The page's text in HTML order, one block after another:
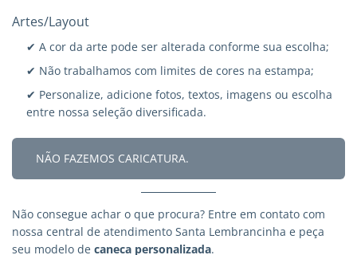
Artes/Layout
✔ A cor da arte pode ser alterada conforme sua escolha;
✔ Não trabalhamos com limites de cores na estampa;
✔ Personalize, adicione fotos, textos, imagens ou escolha
entre nossa seleção diversificada.
NÃO FAZEMOS CARICATURA.
Não consegue achar o que procura? Entre em contato com
nossa central de atendimento Santa Lembrancinha e peça
seu modelo de caneca personalizada.